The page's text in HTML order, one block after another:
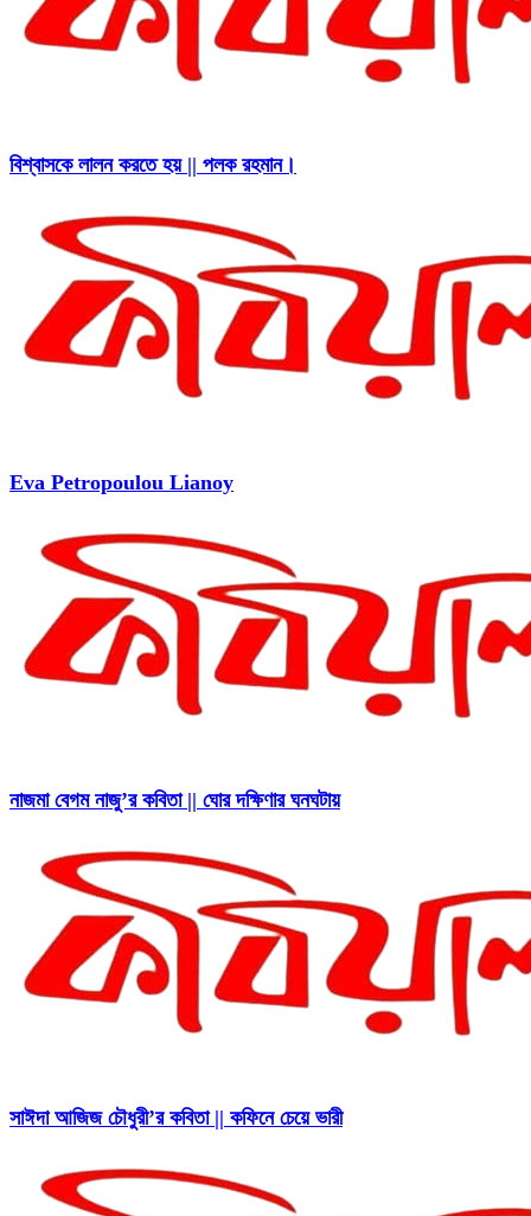
বিশ্বাসকে লালন করতে হয় || পলক রহমান।
Eva Petropoulou Lianoy
নাজমা বেগম নাজু’র কবিতা || ঘোর দক্ষিণার ঘনঘটায়
সাঈদা আজিজ চৌধুরী’র কবিতা || কফিনে চেয়ে ভারী